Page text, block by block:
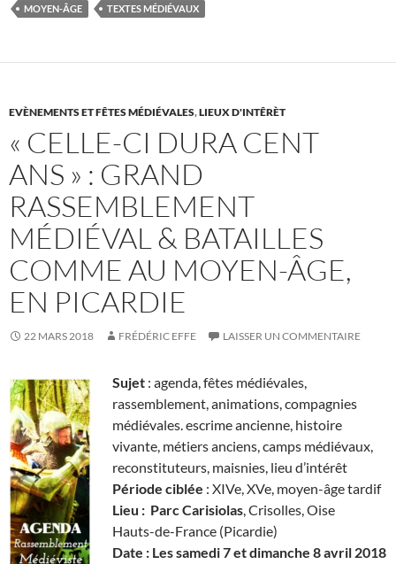
MOYEN-ÂGE
TEXTES MÉDIÉVAUX
EVÈNEMENTS ET FÊTES MÉDIÉVALES,LIEUX D'INTÊRÈT
« CELLE-CI DURA CENT
ANS » : GRAND
RASSEMBLEMENT
MÉDIÉVAL & BATAILLES
COMME AU MOYEN-ÂGE,
EN PICARDIE
22 MARS 2018 FRÉDÉRIC EFFE LAISSER UN COMMENTAIRE
Sujet : agenda, fêtes médiévales,
rassemblement, animations, compagnies
médiévales. escrime ancienne, histoire
vivante, métiers anciens, camps médiévaux,
reconstituteurs, maisnies, lieu d’intérêt
Période ciblée : XIVe, XVe, moyen-âge tardif
Lieu : Parc Carisiolas, Crisolles, Oise
Hauts-de-France (Picardie)
Date : Les samedi 7 et dimanche 8 avril 2018